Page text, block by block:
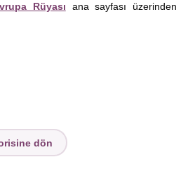
Rüyası ana sayfası üzerinden
dön